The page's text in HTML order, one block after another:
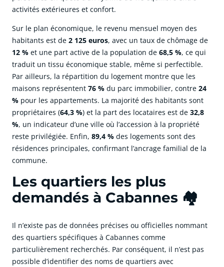
activités extérieures et confort.
Sur le plan économique, le revenu mensuel moyen des
habitants est de 2 125 euros, avec un taux de chômage de
12 % et une part active de la population de 68,5 %, ce qui
traduit un tissu économique stable, même si perfectible.
Par ailleurs, la répartition du logement montre que les
maisons représentent 76 % du parc immobilier, contre 24
% pour les appartements. La majorité des habitants sont
propriétaires (64,3 %) et la part des locataires est de 32,8
%, un indicateur d’une ville où l’accession à la propriété
reste privilégiée. Enfin, 89,4 % des logements sont des
résidences principales, confirmant l’ancrage familial de la
commune.
Les quartiers les plus
demandés à Cabannes 🏘️
Il n’existe pas de données précises ou officielles nommant
des quartiers spécifiques à Cabannes comme
particulièrement recherchés. Par conséquent, il n’est pas
possible d’identifier des noms de quartiers avec